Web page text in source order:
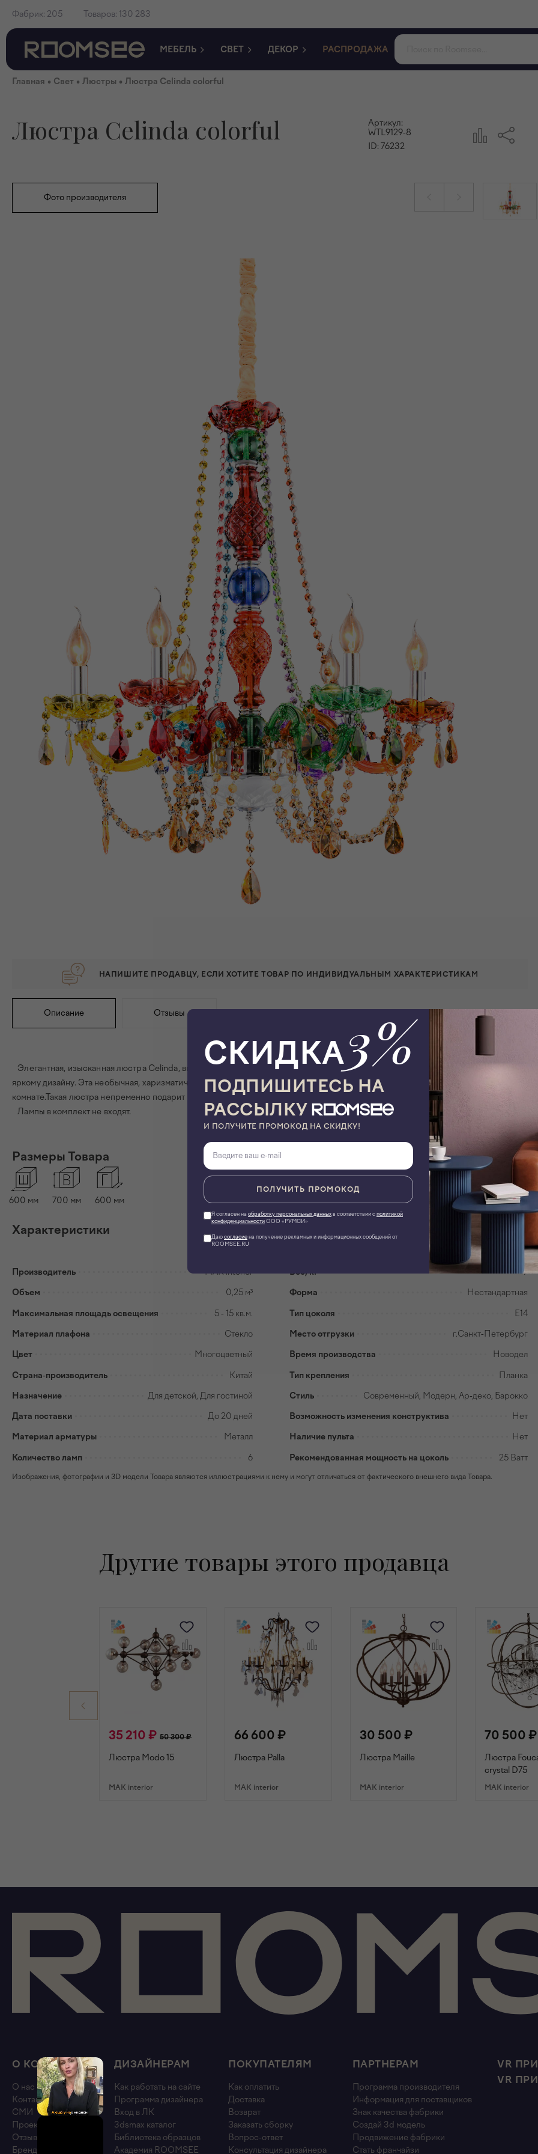
Фабрик: 205 Товаров: 130 283
МЕБЕЛЬ СВЕТ ДЕКОР РАСПРОДАЖА
Главная • Свет • Люстры • Люстра Celinda colorful
Люстра Celinda colorful
Артикул:
WTL9129-8
ID: 76232
Фото производителя
НАПИШИТЕ ПРОДАВЦУ, ЕСЛИ ХОТИТЕ ТОВАР ПО ИНДИВИДУАЛЬНЫМ ХАРАКТЕРИСТИКАМ
Описание Отзывы
Элегантная, изысканная люстра Celinda, выполненная в классическом стиле привлечет внимание любого, благодаря своему
яркому дизайну. Эта необычная, харизматичная люстра особенно красиво будет смотреться в гостинной, либо в детской
комнате.Такая люстра непременно подарит чувство тепла и уюта Вашему интерьеру и станет смелым, декоративным элементом.
Лампы в комплект не входят.
Размеры Товара
600 мм 700 мм 600 мм
Хотите изменить параметры товара?
Запрос производителю
Характеристики
Производитель MAK interior Вес, кг 7
Объем 0,25 м³ Форма Нестандартная
Максимальная площадь освещения 5 - 15 кв.м. Тип цоколя E14
Материал плафона Стекло Место отгрузки г.Санкт-Петербург
Цвет Многоцветный Время производства Новодел
Страна-производитель Китай Тип крепления Планка
Назначение Для детской, Для гостиной Стиль Современный, Модерн, Ар-деко, Барокко
Дата поставки До 20 дней Возможность изменения конструктива Нет
Материал арматуры Металл Наличие пульта Нет
Количество ламп 6 Рекомендованная мощность на цоколь 25 Ватт
Изображения, фотографии и 3D модели Товара являются иллюстрациями к нему и могут отличаться от фактического внешнего вида Товара.
Другие товары этого продавца
35 210 ₽ 50 300 ₽
Люстра Modo 15
MAK interior
66 600 ₽
Люстра Palla
MAK interior
30 500 ₽
Люстра Maille
MAK interior
70 500 ₽
Люстра
crystal D75
MAK interior
О КОМПАНИИ
О нас
Контакты
СМИ
Проекты
Отзывы
Бренды
ДИЗАЙНЕРАМ
Как работать на сайте
Программа дизайнера
Вход в ЛК
3dsmax каталог
Библиотека образцов
Академия ROOMSEE
ПОКУПАТЕЛЯМ
Как оплатить
Доставка
Возврат
Заказать сборку
Вопрос-ответ
Консультация дизайнера
ПАРТНЕРАМ
Программа производителя
Информация для поставщиков
Знак качества фабрики
Создай 3d модель
Продвижение фабрики
Стать франчайзи
VR
VR
СКИДКА3%
ПОДПИШИТЕСЬ НА
РАССЫЛКУ
И ПОЛУЧИТЕ ПРОМОКОД НА СКИДКУ!
ПОЛУЧИТЬ ПРОМОКОД
Я согласен на обработку персональных данныхв соответствии сполитикой
конфиденциальностиООО «РУМСИ»
Даюсогласиена получение рекламных и информационных сообщений от
ROOMSEE.RU